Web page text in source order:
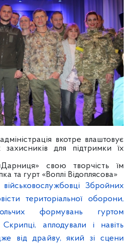
вкотре влаштовує
для підтримки їх
свою творчість їм
та гурт «Воплі Відоплясова»
Збройних
територіальної оборони,
формувань гуртом
Скрипці, аплодували і навіть
від драйву, який зі сцени